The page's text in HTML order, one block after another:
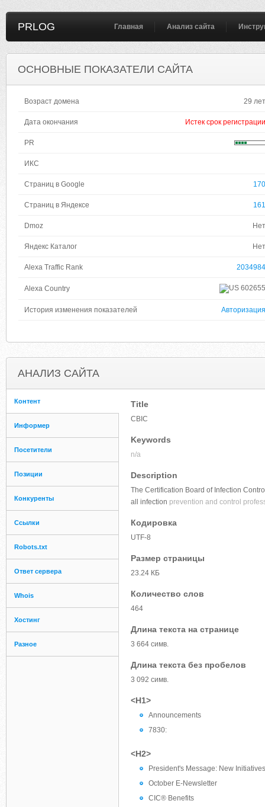
PRLOG Главная Анализ сайта
ОСНОВНЫЕ ПОКАЗАТЕЛИ САЙТА
Возраст домена 29 лет
Дата окончания Истек срок регистрации
PR
ИКС
Страниц в Google 170
Страниц в Яндексе 161
Dmoz Нет
Яндекс Каталог Нет
Alexa Traffic Rank 2034984
Alexa Country 602655
История изменения показателей Авторизация
АНАЛИЗ САЙТА
Контент
Информер
Посетители
Позиции
Конкуренты
Ссылки
Robots.txt
Ответ сервера
Whois
Хостинг
Разное
Title
CBIC
Keywords
n/a
Description
The Certification Board of Infection
all infection prevention and control
Кодировка
UTF-8
Размер страницы
23.24 КБ
Количество слов
464
Длина текста на странице
3 664 симв.
Длина текста без пробелов
3 092 симв.
<H1>
Announcements
7830:
<H2>
President's Message: New
October E-Newsletter
CIC® Benefits